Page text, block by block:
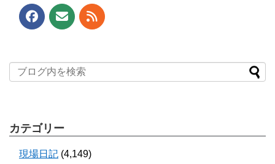
カテゴリー
現場日記 (4,149)